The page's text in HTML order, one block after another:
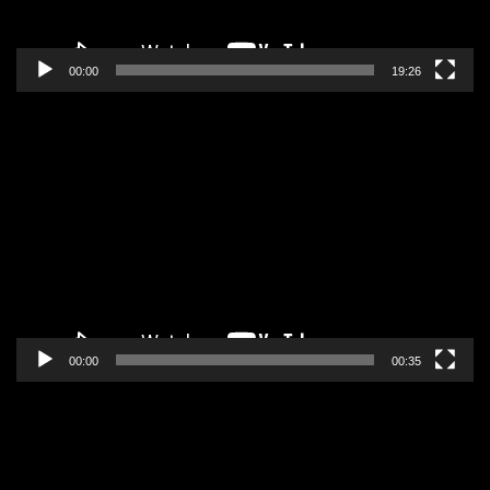
00:00 19:26
00:00 00:35